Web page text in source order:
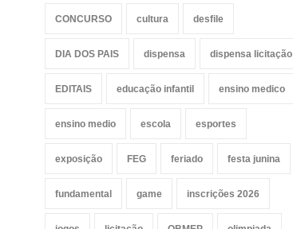
CONCURSO cultura desfile
DIA DOS PAIS dispensa dispensa licitação
EDITAIS educação infantil ensino medico
ensino medio escola esportes
exposição FEG feriado festa junina
fundamental game inscrições 2026